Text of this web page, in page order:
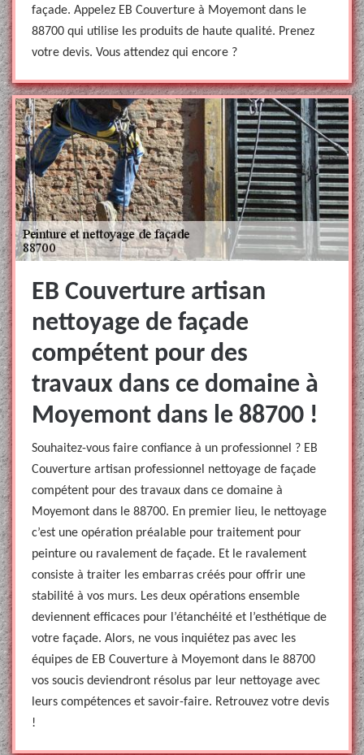
façade. Appelez EB Couverture à Moyemont dans le
88700 qui utilise les produits de haute qualité. Prenez
votre devis. Vous attendez qui encore ?
EB Couverture artisan
nettoyage de façade
compétent pour des
travaux dans ce domaine à
Moyemont dans le 88700 !
Souhaitez-vous faire confiance à un professionnel ? EB
Couverture artisan professionnel nettoyage de façade
compétent pour des travaux dans ce domaine à
Moyemont dans le 88700. En premier lieu, le nettoyage
c’est une opération préalable pour traitement pour
peinture ou ravalement de façade. Et le ravalement
consiste à traiter les embarras créés pour offrir une
stabilité à vos murs. Les deux opérations ensemble
deviennent efficaces pour l’étanchéité et l’esthétique de
votre façade. Alors, ne vous inquiétez pas avec les
équipes de EB Couverture à Moyemont dans le 88700
vos soucis deviendront résolus par leur nettoyage avec
leurs compétences et savoir-faire. Retrouvez votre devis
!